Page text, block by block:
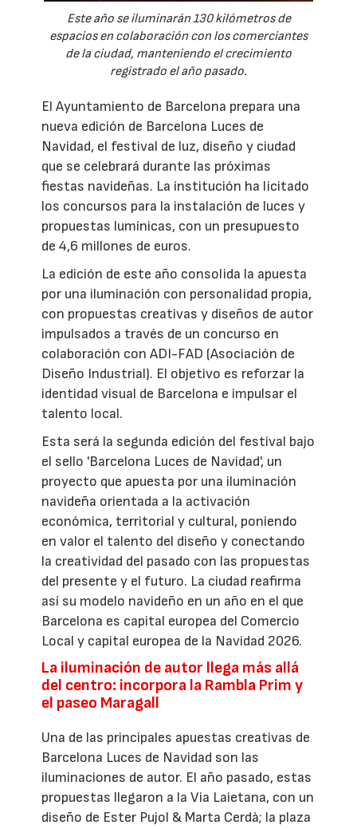
Este año se iluminarán 130 kilómetros de
espacios en colaboración con los comerciantes
de la ciudad, manteniendo el crecimiento
registrado el año pasado.
El Ayuntamiento de Barcelona prepara una
nueva edición de Barcelona Luces de
Navidad, el festival de luz, diseño y ciudad
que se celebrará durante las próximas
fiestas navideñas. La institución ha licitado
los concursos para la instalación de luces y
propuestas lumínicas, con un presupuesto
de 4,6 millones de euros.
La edición de este año consolida la apuesta
por una iluminación con personalidad propia,
con propuestas creativas y diseños de autor
impulsados a través de un concurso en
colaboración con ADI-FAD (Asociación de
Diseño Industrial). El objetivo es reforzar la
identidad visual de Barcelona e impulsar el
talento local.
Esta será la segunda edición del festival bajo
el sello 'Barcelona Luces de Navidad', un
proyecto que apuesta por una iluminación
navideña orientada a la activación
económica, territorial y cultural, poniendo
en valor el talento del diseño y conectando
la creatividad del pasado con las propuestas
del presente y el futuro. La ciudad reafirma
así su modelo navideño en un año en el que
Barcelona es capital europea del Comercio
Local y capital europea de la Navidad 2026.
La iluminación de autor llega más allá
del centro: incorpora la Rambla Prim y
el paseo Maragall
Una de las principales apuestas creativas de
Barcelona Luces de Navidad son las
iluminaciones de autor. El año pasado, estas
propuestas llegaron a la Via Laietana, con un
diseño de Ester Pujol & Marta Cerdà; la plaza